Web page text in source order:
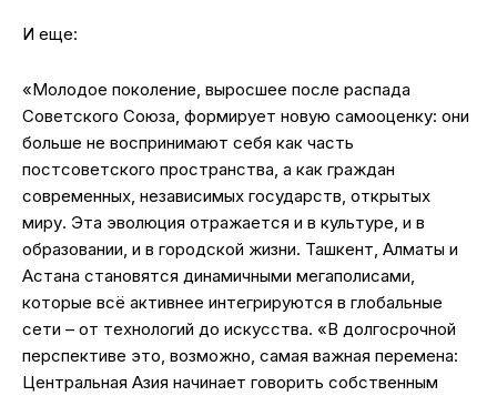
И еще:
«Молодое поколение, выросшее после распада
Советского Союза, формирует новую самооценку: они
больше не воспринимают себя как часть
постсоветского пространства, а как граждан
современных, независимых государств, открытых
миру. Эта эволюция отражается и в культуре, и в
образовании, и в городской жизни. Ташкент, Алматы и
Астана становятся динамичными мегаполисами,
которые всё активнее интегрируются в глобальные
сети – от технологий до искусства. «В долгосрочной
перспективе это, возможно, самая важная перемена:
Центральная Азия начинает говорить собственным